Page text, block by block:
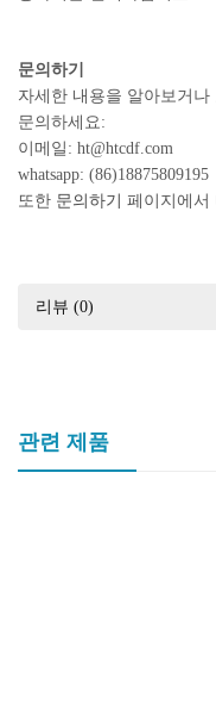
문의하기
자세한 내용을 알아보거
문의하세요:
이메일: ht@htcdf.com
whatsapp: (86)18875809195
또한 문의하기 페이지에서
리뷰 (0)
관련 제품